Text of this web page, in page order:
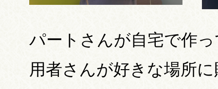
パートさんが自宅で作
用者さんが好きな場所